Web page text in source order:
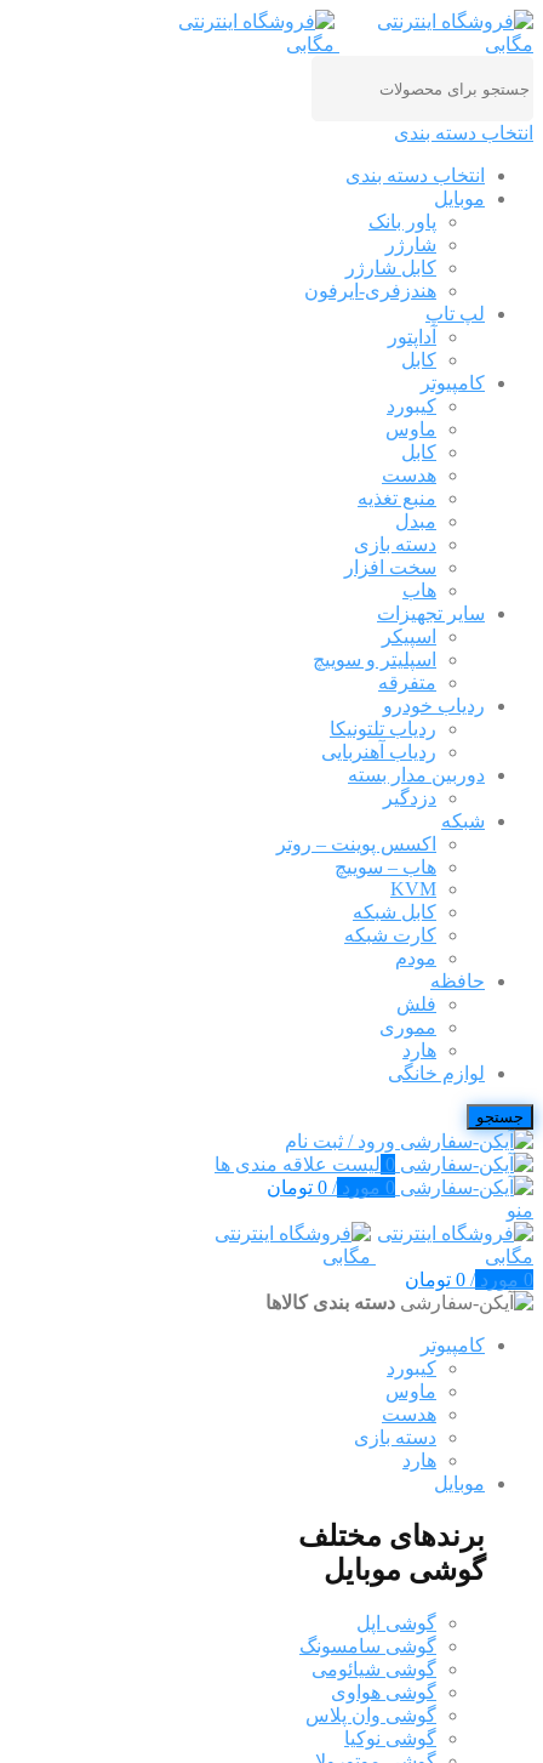
انتخاب دسته بندی
انتخاب دسته بندی
موبایل
پاور بانک
شارژر
کابل شارژر
هندزفری-ایرفون
لپ تاپ
آداپتور
کابل
کامپیوتر
کیبورد
ماوس
کابل
هدست
منبع تغذیه
مبدل
دسته بازی
سخت افزار
هاب
سایر تجهیزات
اسپیکر
اسپلیتر و سوییچ
متفرقه
ردیاب خودرو
ردیاب تلتونیکا
ردیاب آهنربایی
دوربین مدار بسته
دزدگیر
شبکه
اکسس پوینت – روتر
هاب – سوییچ
KVM
کابل شبکه
کارت شبکه
مودم
حافظه
فلش
مموری
هارد
لوازم خانگی
جستجو
ورود / ثبت نام
0 لیست علاقه مندی ها
0 مورد /
0 تومان
منو
0 مورد /
0 تومان
دسته بندی کالاها
کامپیوتر
کیبورد
ماوس
هدست
دسته بازی
هارد
موبایل
برندهای مختلف
گوشی موبایل
گوشی اپل
گوشی سامسونگ
گوشی شیائومی
گوشی هواوی
گوشی وان پلاس
گوشی نوکیا